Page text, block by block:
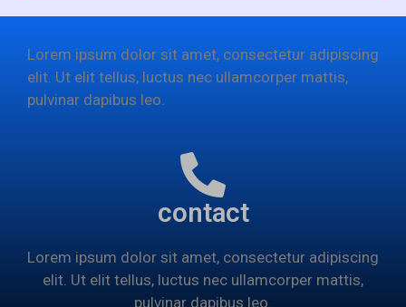
Lorem ipsum dolor sit amet, consectetur adipiscing
elit. Ut elit tellus, luctus nec ullamcorper mattis,
pulvinar dapibus leo.
contact
Lorem ipsum dolor sit amet, consectetur adipiscing
elit. Ut elit tellus, luctus nec ullamcorper mattis,
pulvinar dapibus leo.